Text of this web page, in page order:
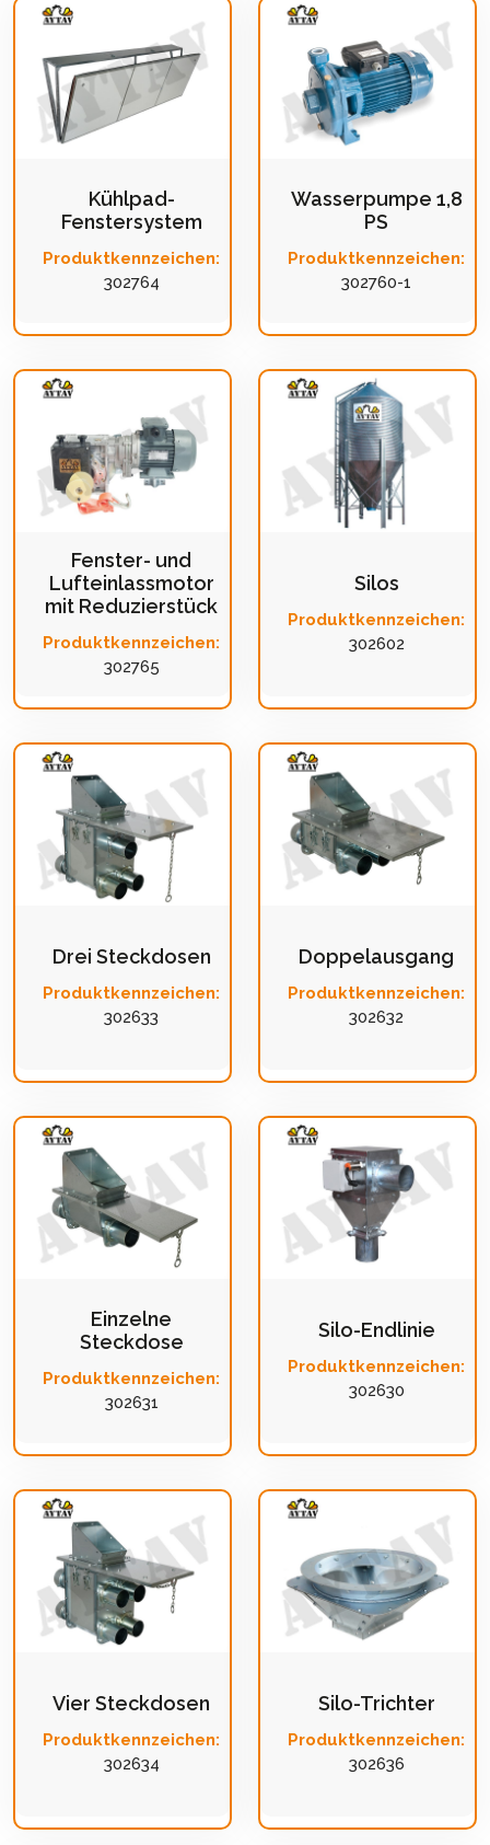
Kühlpad-
Fenstersystem
Produktkennzeichen:
302764
Wasserpumpe 1,8
PS
Produktkennzeichen:
302760-1
Fenster- und
Lufteinlassmotor
mit Reduzierstück
Produktkennzeichen:
302765
Silos
Produktkennzeichen:
302602
Drei Steckdosen
Produktkennzeichen:
302633
Doppelausgang
Produktkennzeichen:
302632
Einzelne
Steckdose
Produktkennzeichen:
302631
Silo-Endlinie
Produktkennzeichen:
302630
Vier Steckdosen
Produktkennzeichen:
302634
Silo-Trichter
Produktkennzeichen:
302636